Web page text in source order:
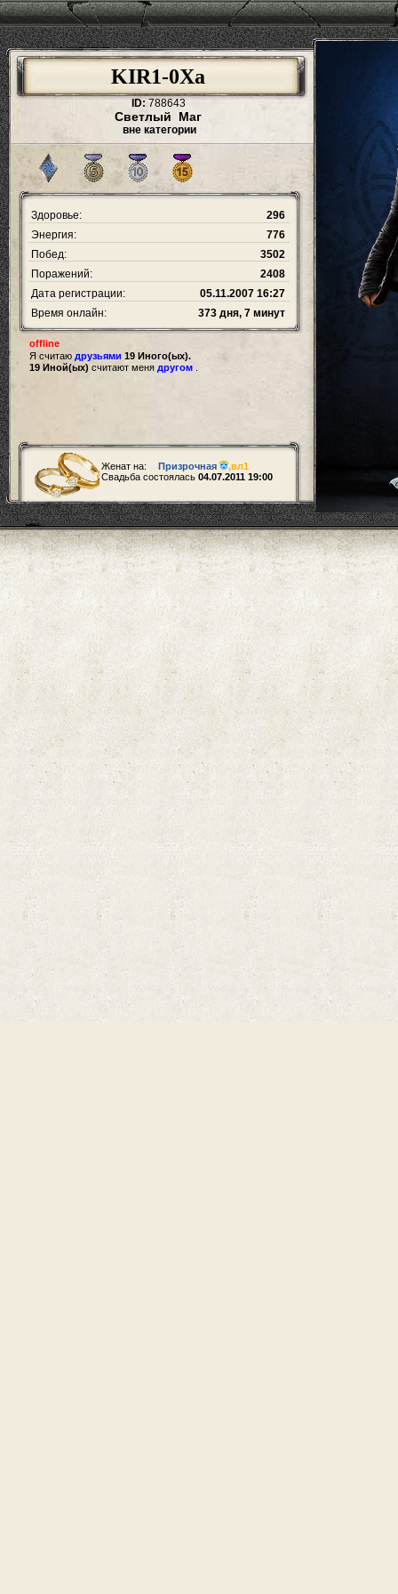
KIR1-0Xa
ID: 788643
Светлый Маг
вне категории
Здоровье:
296
Энергия:
776
Побед:
3502
Поражений:
2408
Дата регистрации:
05.11.2007 16:27
Время онлайн:
373 дня, 7 минут
offline
Я считаю друзьями 19 Иного(ых).
19 Иной(ых) считают меня другом
Женат на: Призрочная ,вл1
Свадьба состоялась 04.07.2011 19:00